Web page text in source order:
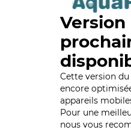
Cette version du
encore
appareils
Pour une
nous vous